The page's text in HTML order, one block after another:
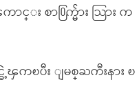
င္း စာ႐ြက္မ်ား သြား က
ၾကၿပီး ျမစ္ႀကီးနား ၿ